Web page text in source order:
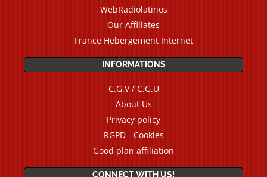
WebRadiolatinos
Our Affiliates
France Hebergement Internet
INFORMATIONS
C.G.V / C.G.U
About Us
Privacy policy
RGPD - Cookies
Good plan affiliation
CONNECT WITH US!